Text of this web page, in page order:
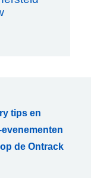
tips en
de Ontrack